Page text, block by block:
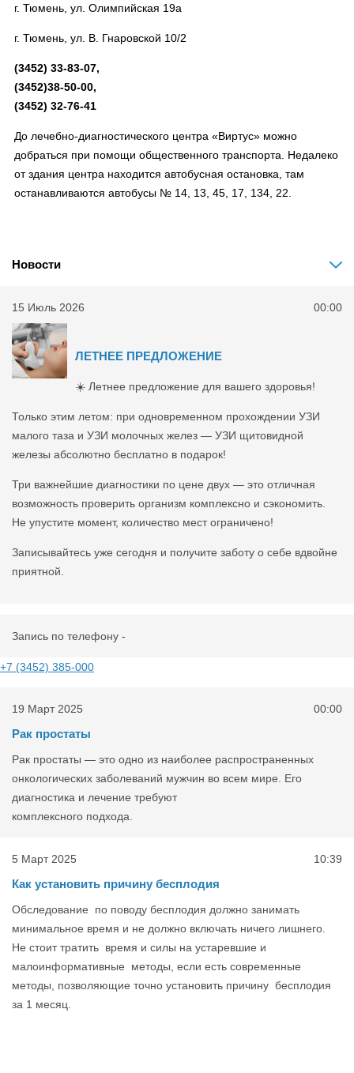
г. Тюмень, ул. Олимпийская 19а
г. Тюмень, ул. В. Гнаровской 10/2
(3452) 33-83-07,
(3452)38-50-00,
(3452) 32-76-41
До лечебно-диагностического центра «Виртус» можно
добраться при помощи общественного транспорта. Недалеко
от здания центра находится автобусная остановка, там
останавливаются автобусы № 14, 13, 45, 17, 134, 22.
Новости
15 Июль 2026 00:00
ЛЕТНЕЕ ПРЕДЛОЖЕНИЕ
☀️ Летнее предложение для вашего здоровья!
Только этим летом: при одновременном прохождении УЗИ
малого таза и УЗИ молочных желез — УЗИ щитовидной
железы абсолютно бесплатно в подарок!
Три важнейшие диагностики по цене двух — это отличная
возможность проверить организм комплексно и сэкономить.
Не упустите момент, количество мест ограничено!
Записывайтесь уже сегодня и получите заботу о себе вдвойне
приятной.
Запись по телефону -
+7 (3452) 385-000
19 Март 2025 00:00
Рак простаты
Рак простаты — это одно из наиболее распространенных
онкологических заболеваний мужчин во всем мире. Его
диагностика и лечение требуют
комплексного подхода.
5 Март 2025 10:39
Как установить причину бесплодия
Обследование по поводу бесплодия должно занимать
минимальное время и не должно включать ничего лишнего.
Не стоит тратить время и силы на устаревшие и
малоинформативные методы, если есть современные
методы, позволяющие точно установить причину бесплодия
за 1 месяц.